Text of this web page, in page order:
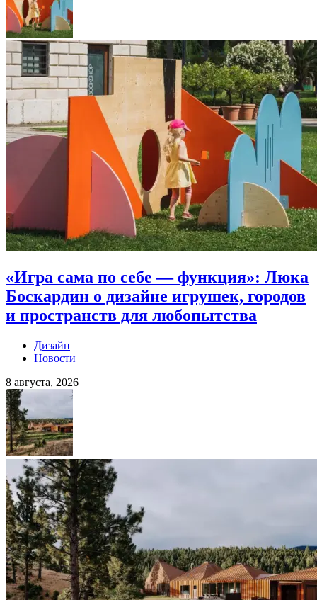
«Игра сама по себе — функция»: Люка
Боскардин о дизайне игрушек, городов
и пространств для любопытства
Дизайн
Новости
8 августа, 2026